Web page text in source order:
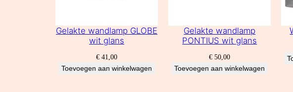
Gelakte wandlamp GLOBE
wit glans
€ 41,00
Toevoegen aan winkelwagen
Gelakte wandlamp
PONTIUS wit glans
€ 50,00
Toevoegen aan winkelwagen